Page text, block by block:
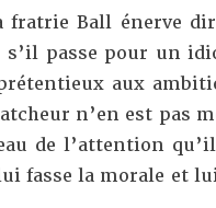
Ball énerve
passe pour un
aux
n’en est pas
de l’attention
fasse la morale et